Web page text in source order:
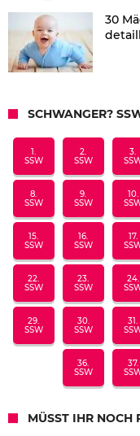
30
SCHWANGER?
1.
SSW
2.
SSW
3.
8.
SSW
9.
SSW
10.
15.
SSW
16.
SSW
17.
22.
SSW
23.
SSW
24.
29.
SSW
30.
SSW
31.
36.
SSW
37.
MÜSST IHR NOCH